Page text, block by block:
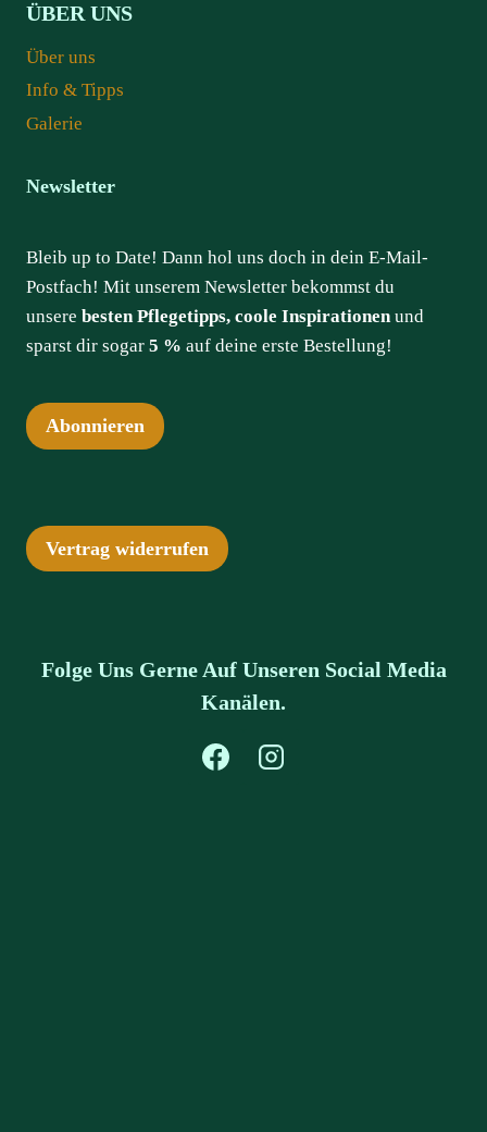
ÜBER UNS
Über uns
Info & Tipps
Galerie
Newsletter
Bleib up to Date! Dann hol uns doch in dein E-Mail-
Postfach! Mit unserem Newsletter bekommst du
unsere besten Pflegetipps, coole Inspirationenund
sparst dir sogar 5 % auf deine erste Bestellung!
Abonnieren
Vertrag widerrufen
Folge Uns Gerne Auf Unseren Social Media
Kanälen.